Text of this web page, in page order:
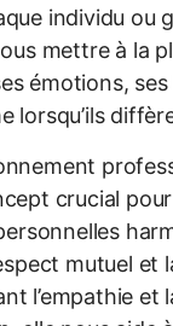
individu ou
mettre à la
émotions,
lorsqu’ils
crucial
mutuel et
l’empathie et